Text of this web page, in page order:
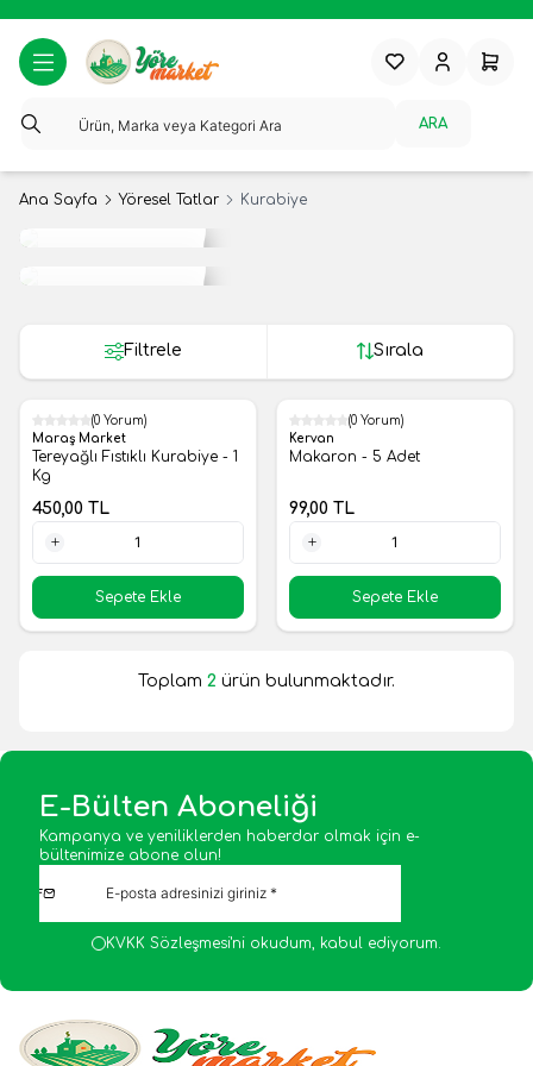
ARA
FavorilerimHesabım
Ana Sayfa Yöresel Tatlar Kurabiye
MeyvelerFiltrele Sırala
Yeni
(0 Yorum)
Maraş Market
Tereyağlı Fıstıklı Kurabiye - 1
Kg
450,00 TL
Sepete Ekle
Yeni
(0 Yorum)
Kervan
Makaron - 5 Adet
99,00 TL
Sepete Ekle
Toplam 2 ürün bulunmaktadır.
E-Bülten Aboneliği
Kampanya ve yeniliklerden haberdar olmak için e-
bültenimize abone olun!
KVKK Sözleşmesi'niokudum, kabul ediyorum.